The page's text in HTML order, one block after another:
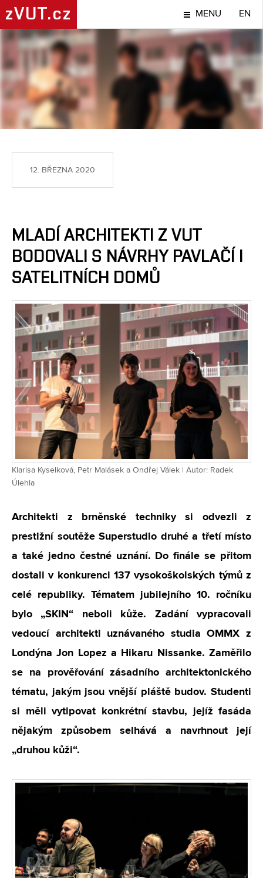
zVUT.cz MENU EN
TÉMA
12. BŘEZNA 2020
MLADÍ ARCHITEKTI Z VUT
BODOVALI S NÁVRHY PAVLAČÍ I
SATELITNÍCH DOMŮ
Klarisa Kyselková, Petr Malásek a Ondřej Válek | Autor: Radek
Úlehla
Architekti z brněnské techniky si odvezli z
prestižní soutěže Superstudio druhé a třetí místo
a také jedno čestné uznání. Do finále se přitom
dostali v konkurenci 137 vysokoškolských týmů z
celé republiky. Tématem jubilejního 10. ročníku
bylo „SKIN“ neboli kůže. Zadání vypracovali
vedoucí architekti uznávaného studia OMMX z
Londýna Jon Lopez a Hikaru Nissanke. Zaměřilo
se na prověřování zásadního architektonického
tématu, jakým jsou vnější pláště budov. Studenti
si měli vytipovat konkrétní stavbu, jejíž fasáda
nějakým způsobem selhává a navrhnout její
„druhou kůži“.